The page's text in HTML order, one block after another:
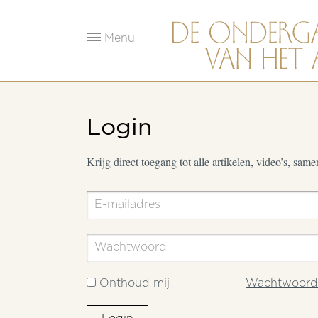
Menu
Login
Krijg direct toegang tot alle artikelen, video’s,
Onthoud mij